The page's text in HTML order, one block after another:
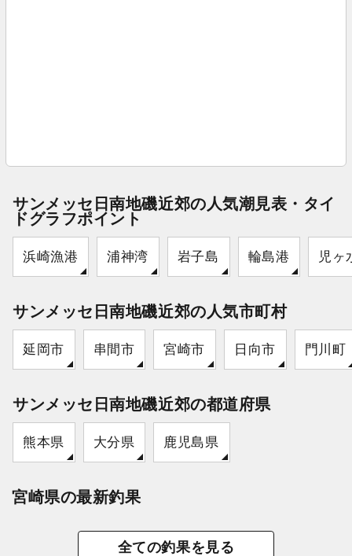
サンメッセ日南地磯近郊の人気潮見表・タイ
ドグラフポイント
浜崎漁港 浦神湾 岩子島 輪島港 児ヶ
サンメッセ日南地磯近郊の人気市町村
延岡市 串間市 宮崎市 日向市 門川町
サンメッセ日南地磯近郊の都道府県
熊本県 大分県 鹿児島県
宮崎県の最新釣果
全ての釣果を見る